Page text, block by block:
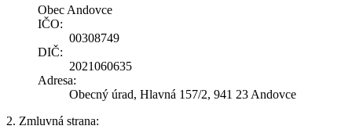
Obec Andovce
IČO:
00308749
DIČ:
2021060635
Adresa:
Obecný úrad, Hlavná 157/2, 941 23 Andovce
2. Zmluvná strana: